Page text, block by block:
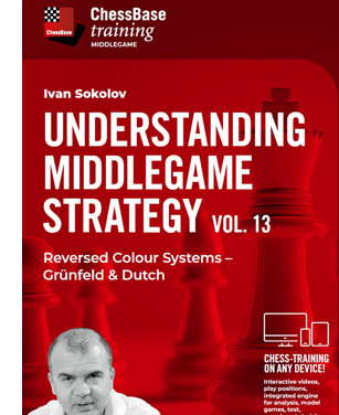
Kostenloses Videobeispiel:
Defence